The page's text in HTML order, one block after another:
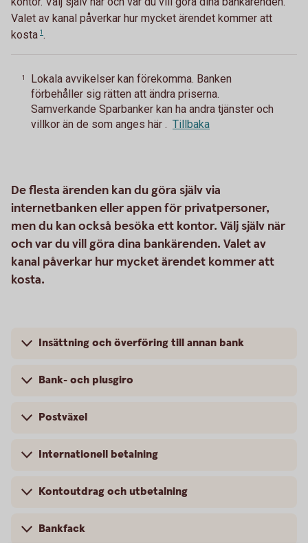
Valet av kanal påverkar hur mycket ärendet kommer att
kosta 1.
1
Lokala avvikelser kan förekomma. Banken
förbehåller sig rätten att ändra priserna.
Samverkande Sparbanker kan ha andra tjänster och
villkor än de som anges här . Tillbaka
De flesta ärenden kan du göra själv via
internetbanken eller appen för privatpersoner,
men du kan också besöka ett kontor. Välj själv när
och var du vill göra dina bankärenden. Valet av
kanal påverkar hur mycket ärendet kommer att
kosta.
Insättning och överföring till annan bank
Bank- och plusgiro
Postväxel
Internationell betalning
Kontoutdrag och utbetalning
Bankfack